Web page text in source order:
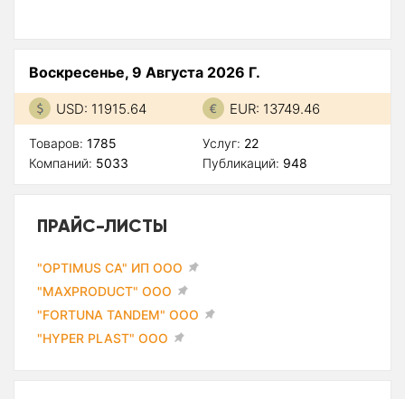
Воскресенье, 9 Августа 2026 Г.
USD: 11915.64 EUR: 13749.46
Товаров: 1785
Компаний: 5033
Услуг: 22
Публикаций: 948
ПРАЙС-ЛИСТЫ
"OPTIMUS CA" ИП ООО
"MAXPRODUCT" ООО
"FORTUNA TANDEM" ООО
"HYPER PLAST" ООО